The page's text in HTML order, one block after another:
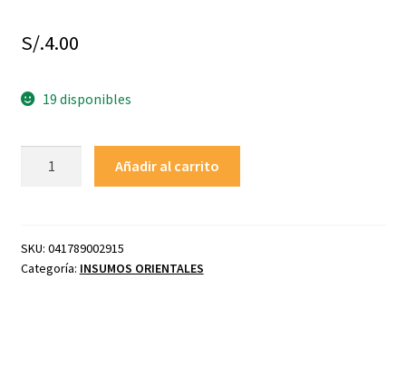
S/.4.00
19 disponibles
85
gr
Añadir al carrito
SKU: 041789002915
Categoría: INSUMOS ORIENTALES
Valoraciones (0)